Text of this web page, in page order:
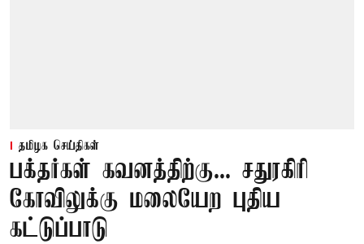
தமிழக செய்திகள்
பக்தர்கள் கவனத்திற்கு... சதுரகிரி
கோவிலுக்கு மலையேற புதிய
கட்டுப்பாடு